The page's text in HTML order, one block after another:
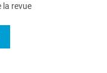
la revue